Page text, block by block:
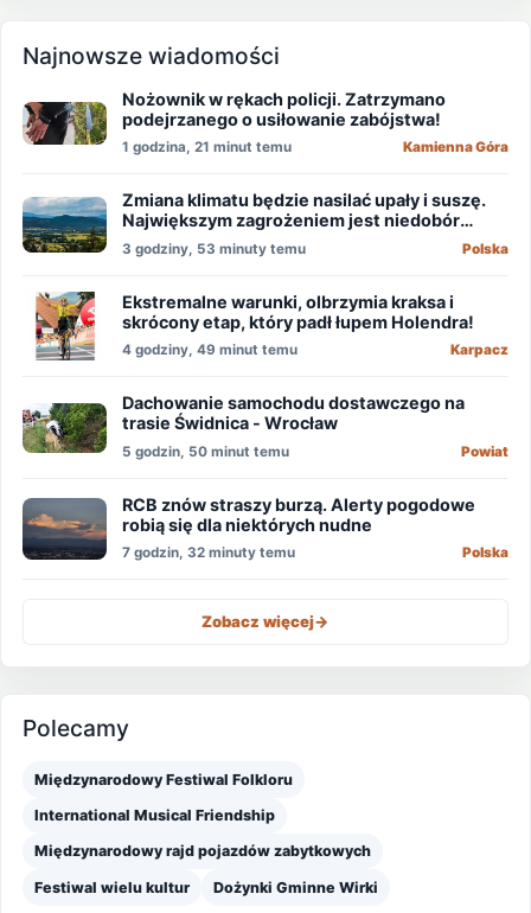
Najnowsze wiadomości
Nożownik w rękach policji. Zatrzymano
podejrzanego o usiłowanie zabójstwa!
1 godzina, 21 minut temu Kamienna Góra
Zmiana klimatu będzie nasilać upały i suszę.
Największym zagrożeniem jest niedobór
wody
3 godziny, 53 minuty temu Polska
Ekstremalne warunki, olbrzymia kraksa i
skrócony etap, który padł łupem Holendra!
4 godziny, 49 minut temu Karpacz
Dachowanie samochodu dostawczego na
trasie Świdnica - Wrocław
5 godzin, 50 minut temu Powiat
RCB znów straszy burzą. Alerty pogodowe
robią się dla niektórych nudne
7 godzin, 32 minuty temu Polska
Zobacz więcej->
Polecamy
Międzynarodowy Festiwal Folkloru
International Musical Friendship
Międzynarodowy rajd pojazdów zabytkowych
Festiwal wielu kultur Dożynki Gminne Wirki